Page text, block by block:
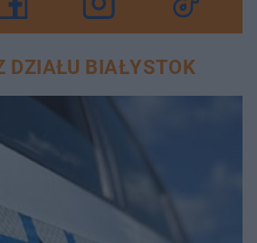
DZIAŁU BIAŁYSTOK